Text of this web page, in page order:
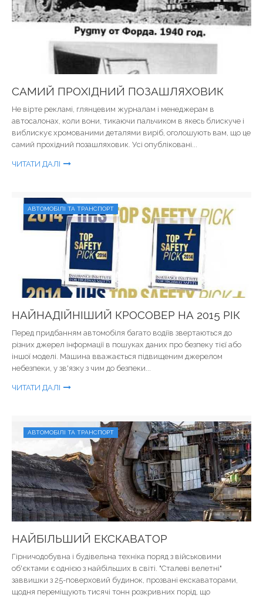
САМИЙ ПРОХІДНИЙ ПОЗАШЛЯХОВИК
Не вірте рекламі, глянцевим журналам і менеджерам в
автосалонах, коли вони, тикаючи пальчиком в якесь блискуче і
виблискує хромованими деталями виріб, оголошують вам, що це
самий прохідний позашляховик. Усі опубліковані...
ЧИТАТИ ДАЛІ
АВТОМОБІЛІ ТА ТРАНСПОРТ
НАЙНАДІЙНІШИЙ КРОСОВЕР НА 2015 РІК
Перед придбанням автомобіля багато водіїв звертаються до
різних джерел інформації в пошуках даних про безпеку тієї або
іншої моделі. Машина вважається підвищеним джерелом
небезпеки, у зв'язку з чим до безпеки...
ЧИТАТИ ДАЛІ
АВТОМОБІЛІ ТА ТРАНСПОРТ
НАЙБІЛЬШИЙ ЕКСКАВАТОР
Гірничодобувна і будівельна техніка поряд з військовими
об'єктами є однією з найбільших в світі. "Сталеві велетні"
заввишки з 25-поверховий будинок, прозвані екскаваторами,
щодня переміщують тисячі тонн розкривних порід, що